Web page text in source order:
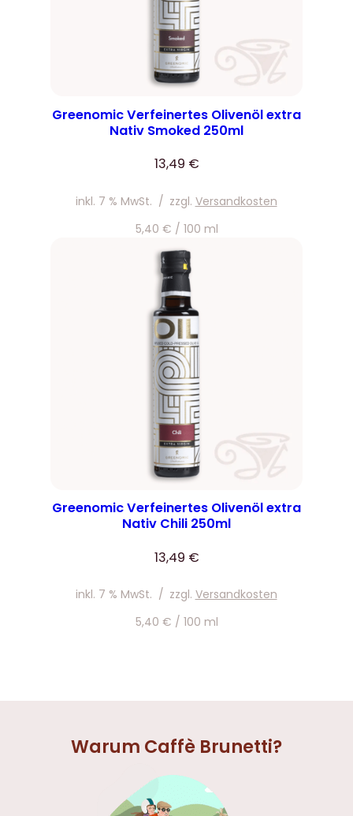
Greenomic Verfeinertes Olivenöl extra
Nativ Smoked 250ml
13,49 €
inkl. 7 % MwSt. / zzgl. Versandkosten
5,40 € / 100 ml
Greenomic Verfeinertes Olivenöl extra
Nativ Chili 250ml
13,49 €
inkl. 7 % MwSt. / zzgl. Versandkosten
5,40 € / 100 ml
Warum Caffè Brunetti?